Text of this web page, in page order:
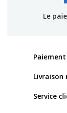
Le
Livraison
Service